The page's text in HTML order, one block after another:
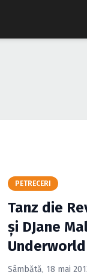
PETRECERI
Tanz die
şi DJane
Sâmbătă, 18 mai